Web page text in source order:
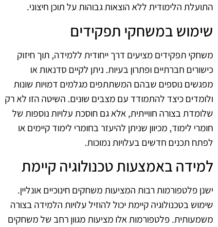
התועלת הלימודית ללא הוצאות גבוהות על תוכן חיצוני.
שימוש במשחקי תפקידים
משחקי תפקידים מציעים דרך ייחודית ללמידה, תוך חיזוק
כישורים חברתיים ופתרון בעיות. ניתן לקיים סדנאות או
מפגשים נוספים שבהם המשתתפים מגלמים דמויות שונות
ולומדים כיצד להתמודד עם מצבים שונים. השיטה הזו לא רק
שלומדת בצורה חווייתית, אלא גם חוסכת עלויות נוספות של
חומרי לימוד, מכיוון שניתן להיעזר בחומרי לימוד קיימים או
לפתח תכנים חדשים בעלויות נמוכות.
למידה באמצעות טכנולוגיה קיימת
ישנן פלטפורמות רבות המציעות משחקים חינוכיים אונליין.
שימוש בטכנולוגיה קיימת יכול להוזיל עלויות הלמידה בצורה
משמעותית. פלטפורמות אלו מציעות מגוון רחב של משחקים